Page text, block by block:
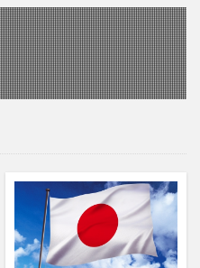
ルト
低糖質ダイエット
人村社会 脱水シート